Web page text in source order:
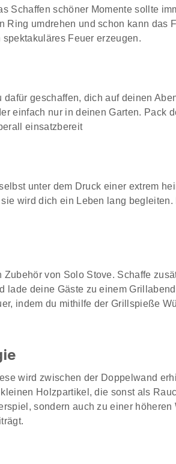
Schaffen schöner Momente sollte
umdrehen und schon kann das
Feuer erzeugen.
geschaffen, dich auf deinen
einfach nur in deinen Garten. Pack
einsatzbereit
unter dem Druck einer extrem
wird dich ein Leben lang
von Solo Stove. Schaffe
deine Gäste zu einem
indem du mithilfe der Grillspieße
wird zwischen der Doppelwand
Holzpartikel, die sonst als
sondern auch zu einer